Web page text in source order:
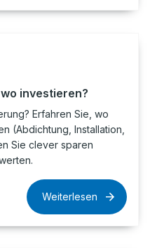
investieren?
Erfahren Sie, wo
(Abdichtung, Installation,
Sie clever sparen
Weiterlesen